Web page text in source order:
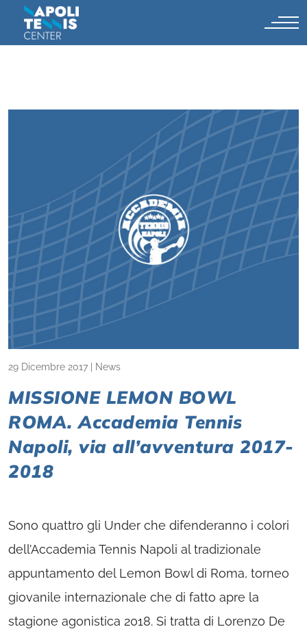
29 Dicembre 2017 News
MISSIONE LEMON BOWL
ROMA. Accademia Tennis
Napoli, via all’avventura 2017-
2018
Sono quattro gli Under che difenderanno i colori
dell’Accademia Tennis Napoli al tradizionale
appuntamento del Lemon Bowl di Roma, torneo
giovanile internazionale che di fatto apre la
stagione agonistica 2018. Si tratta di Lorenzo De